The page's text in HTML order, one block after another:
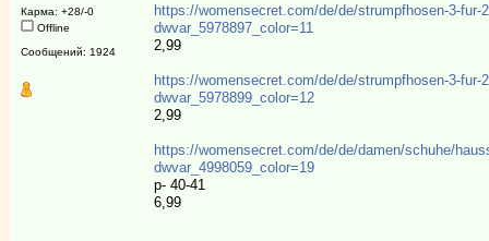
Карма: +28/-0
Offline
Сообщений: 1924
https://womensecret.com/de/de/strumpfhosen-3-
dwvar_5978897_color=11
2,99
https://womensecret.com/de/de/strumpfhosen-3-
dwvar_5978899_color=12
2,99
https://womensecret.com/de/de/damen/schuhe/
dwvar_4998059_color=19
р- 40-41
6,99